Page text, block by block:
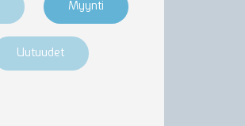
Myynti
Uutuudet